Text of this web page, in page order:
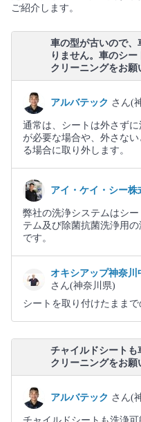
ご紹介します。
車の型が古いので
りません。車のシ
クリーニングをお願
アルバテック さん(
通常は、シートは外さず
が必要な場合や、外さな
る場合に取り外します。
アイ・ケイ・シー株
弊社の洗浄システムはシ
テム及び除菌抗菌洗浄用
です。
オキシアップ神奈川
さん(神奈川県)
シートを取り付けたままで
チャイルドシートも
クリーニングをお願
アルバテック さん(